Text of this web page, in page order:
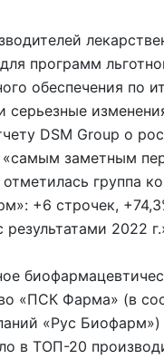
программ
обеспечения по
серьезные
DSM Group о
заметным
отметилась группа
+6 строчек,
2022
«ПСК Фарма» (в
«Рус Биофарм»)
в ТОП-20